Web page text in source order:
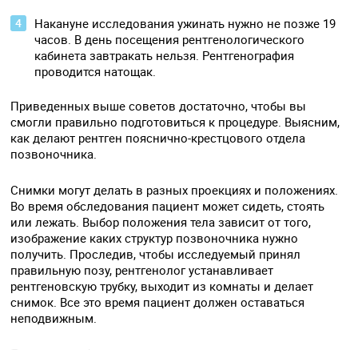
Накануне исследования ужинать нужно не позже 19
часов. В день посещения рентгенологического
кабинета завтракать нельзя. Рентгенография
проводится натощак.
Приведенных выше советов достаточно, чтобы вы
смогли правильно подготовиться к процедуре. Выясним,
как делают рентген пояснично-крестцового отдела
позвоночника.
Снимки могут делать в разных проекциях и положениях.
Во время обследования пациент может сидеть, стоять
или лежать. Выбор положения тела зависит от того,
изображение каких структур позвоночника нужно
получить. Проследив, чтобы исследуемый принял
правильную позу, рентгенолог устанавливает
рентгеновскую трубку, выходит из комнаты и делает
снимок. Все это время пациент должен оставаться
неподвижным.